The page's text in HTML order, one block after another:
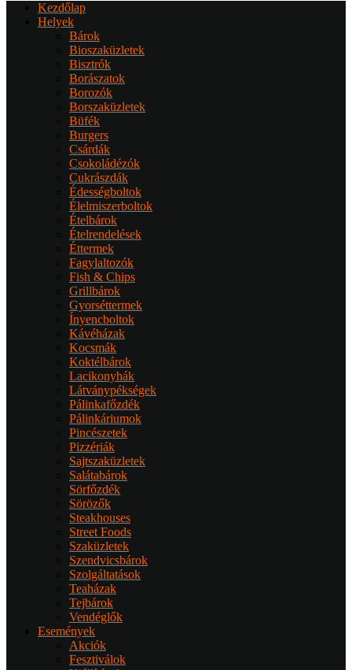
Kezdőlap
Helyek
Bárok
Bioszaküzletek
Bisztrók
Borászatok
Borozók
Borszaküzletek
Büfék
Burgers
Csárdák
Csokoládézók
Cukrászdák
Édességboltok
Élelmiszerboltok
Ételbárok
Ételrendelések
Éttermek
Fagylaltozók
Fish & Chips
Grillbárok
Gyorséttermek
Ínyencboltok
Kávéházak
Kocsmák
Koktélbárok
Lacikonyhák
Látványpékségek
Pálinkafőzdék
Pálinkáriumok
Pincészetek
Pizzériák
Sajtszaküzletek
Salátabárok
Sörfőzdék
Sörözők
Steakhouses
Street Foods
Szaküzletek
Szendvicsbárok
Szolgáltatások
Teaházak
Tejbárok
Vendéglők
Események
Akciók
Fesztiválok